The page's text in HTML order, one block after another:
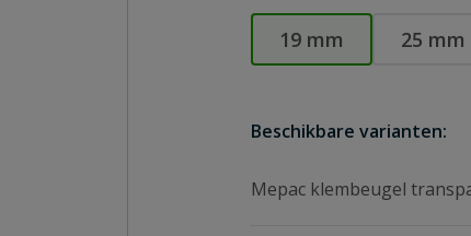
19 mm 25 mm
Beschikbare varianten:
Mepac klembeugel